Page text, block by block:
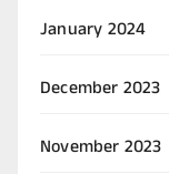
January 2024
December 2023
November 2023